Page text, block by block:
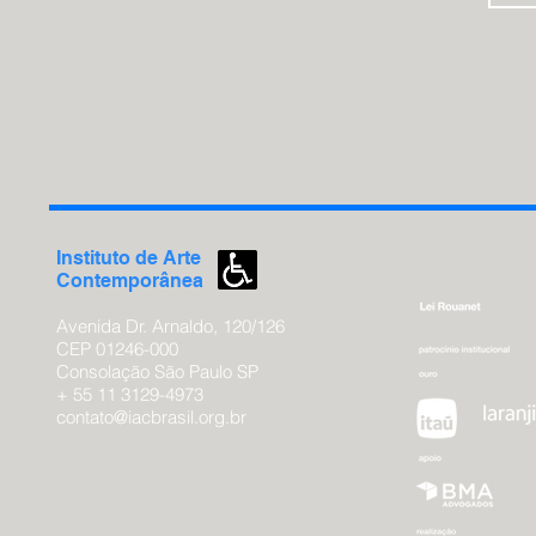
Instituto de Arte
Contemporânea
Avenida Dr. Arnaldo, 120/126
CEP 01246-000
Consolação São Paulo SP
+ 55 11 3129-4973
contato@iacbrasil.org.br